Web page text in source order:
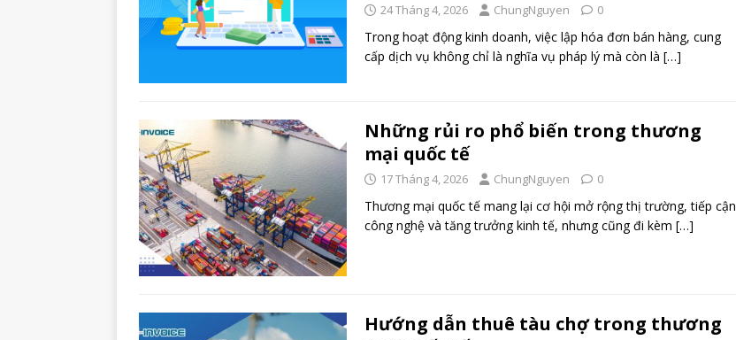
24 Tháng 4, 2026 ChungNguyen 0
Trong hoạt động kinh doanh, việc lập hóa đơn bán hàng, cung
cấp dịch vụ không chỉ là nghĩa vụ pháp lý mà còn là […]
Những rủi ro phổ biến trong thương
mại quốc tế
17 Tháng 4, 2026 ChungNguyen 0
Thương mại quốc tế mang lại cơ hội mở rộng thị trường, tiếp cận
công nghệ và tăng trưởng kinh tế, nhưng cũng đi kèm […]
Hướng dẫn thuê tàu chợ trong thương